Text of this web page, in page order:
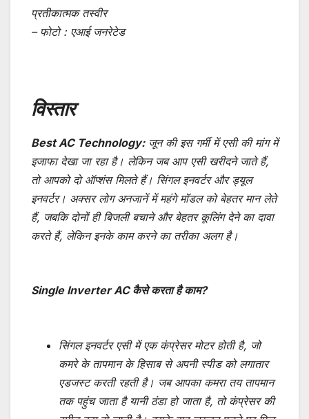
प्रतीकात्मक तस्वीर
– फोटो : एआई जनरेटेड
विस्तार
Best AC Technology:जून की इस गर्मी में एसी की मांग में
इजाफा देखा जा रहा है। लेकिन जब आप एसी खरीदने जाते हैं,
तो आपको दो ऑप्शंस मिलते हैं। सिंगल इनवर्टर और ड्यूल
इनवर्टर। अक्सर लोग अनजानें में महंगे मॉडल को बेहतर मान लेते
हैं, जबकि दोनों ही बिजली बचाने और बेहतर कूलिंग देने का दावा
करते हैं, लेकिन इनके काम करने का तरीका अलग है।
Single Inverter AC कैसे करता है काम?
सिंगल इनवर्टर एसी में एक कंप्रेसर मोटर होती है, जो
कमरे के तापमान के हिसाब से अपनी स्पीड को लगातार
एडजस्ट करती रहती है। जब आपका कमरा तय तापमान
तक पहुंच जाता है यानी ठंडा हो जाता है, तो कंप्रेसर की